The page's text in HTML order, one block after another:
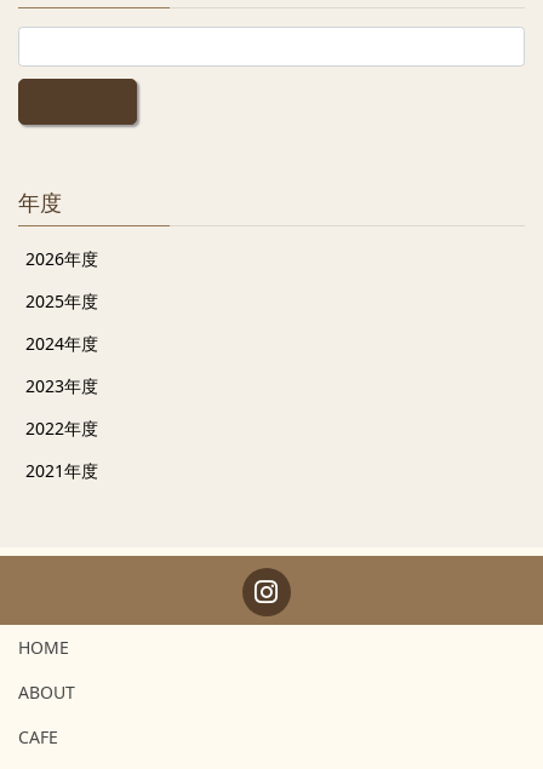
年度
2026年度
2025年度
2024年度
2023年度
2022年度
2021年度
HOME
ABOUT
CAFE